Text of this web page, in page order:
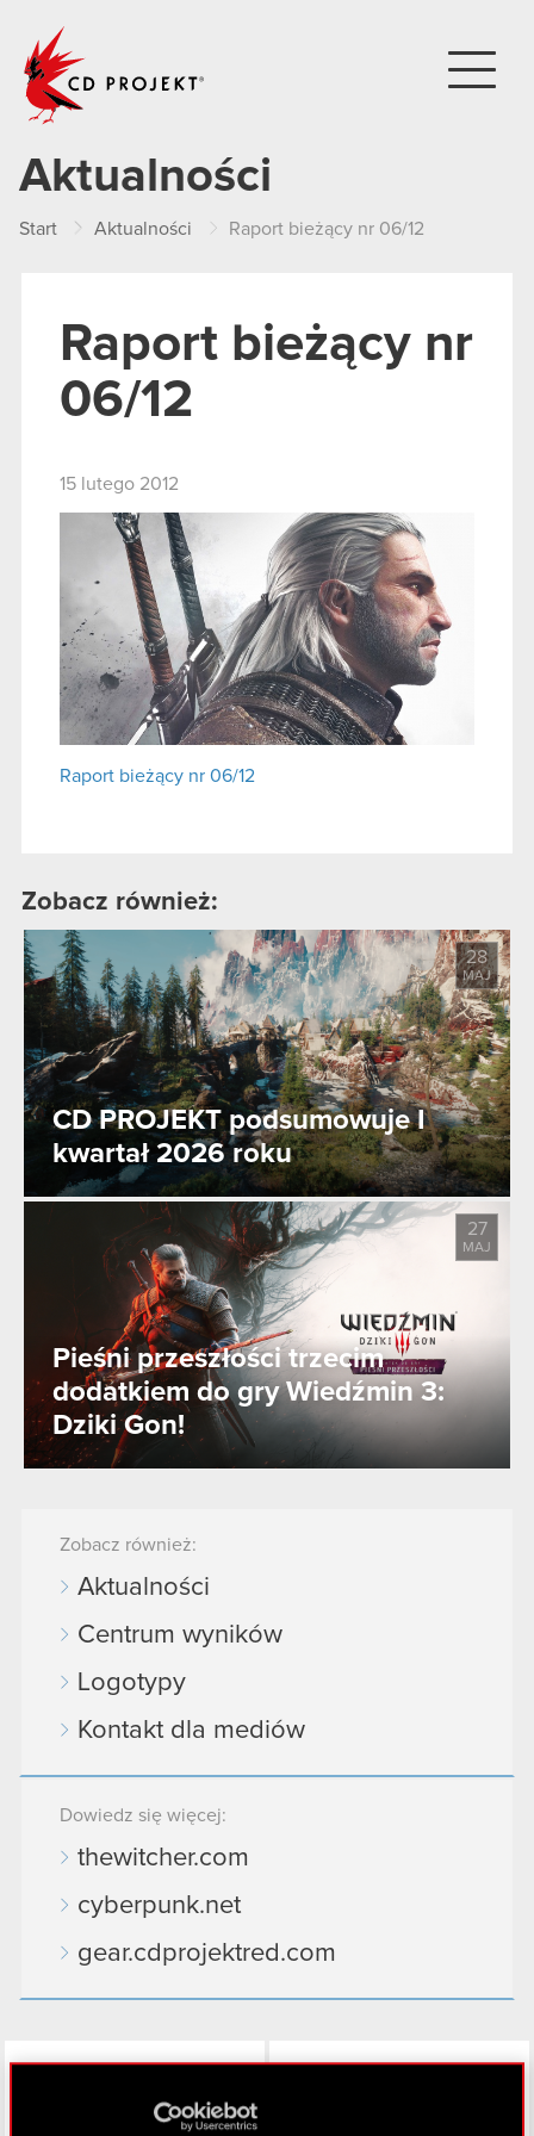
Aktualności
Start Aktualności Raport bieżący nr 06/12
Raport bieżący nr
06/12
15 lutego 2012
Raport bieżący nr 06/12
Zobacz również:
CD PROJEKT podsumowuje I
kwartał 2026 roku
28
MAJ
Pieśni przeszłości trzecim
dodatkiem do gry Wiedźmin 3:
Dziki Gon!
27
MAJ
Zobacz również:
Aktualności
Centrum wyników
Logotypy
Kontakt dla mediów
Dowiedz się więcej:
thewitcher.com
cyberpunk.net
gear.cdprojektred.com
LinkedIn